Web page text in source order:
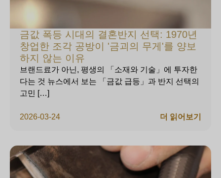
금값 폭등 시대의 결혼반지 선택: 1970년
창업한 조각 공방이 '금괴의 무게'를 양보
하지 않는 이유
2026-03-24
브랜드료가 아닌, 평생의 「소재와 기술」에 투자한
다는 것 뉴스에서 보는 「금값 급등」과 반지 선택의
고민 […]
더 읽어보기